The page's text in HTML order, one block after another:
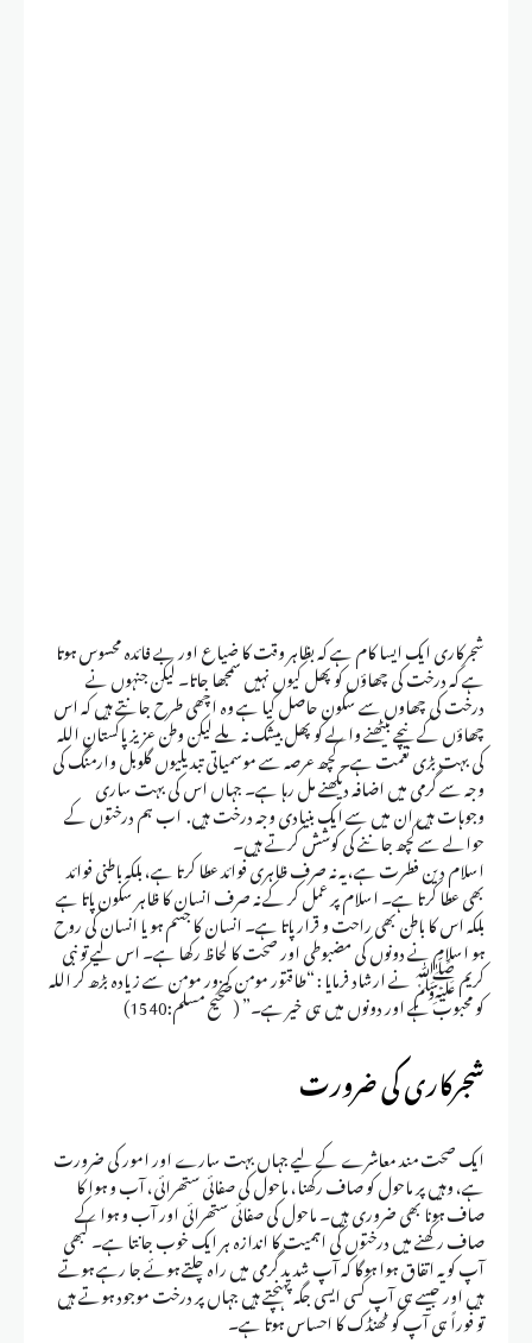
شجرکاری ایک ایسا کام ہے کہ بظاہر وقت کا ضیاع اور بے فائدہ محسوس ہوتا
ہے کہ درخت کی چھاؤں کو پھل کیوں نہیں سمجھا جاتا۔ لیکن جنہوں نے
درخت کی چھاوں سے سکون حاصل کیا ہے وہ اچھی طرح جانتے ہیں کہ اس
چھاؤں کے نیچے بیٹھنے والے کو پھل بیشک نہ ملے لیکن وطن عزیز پاکستان اللہ
کی بہت بڑی نعمت ہے۔ کچھ عرصہ سے موسمیاتی تبدیلیوں گلوبل وارمنگ کی
وجہ سے گرمی میں اضافہ دیکھنے مل رہا ہے۔ جہاں اس کی بہت ساری
وجوہات ہیں ان میں سے ایک بنیادی وجہ درخت ہیں. اب ہم درختوں کے
حوالے سے کچھ جاننے کی کوشش کرتے ہیں۔
اسلام دین فطرت ہے، یہ نہ صرف ظاہری فوائد عطا کرتا ہے، بلکہ باطنی فوائد
بھی عطا کرتا ہے۔ اسلام پر عمل کر کے نہ صرف انسان کا ظاہر سکون پاتا ہے
بلکہ اس کا باطن بھی راحت و قرار پاتا ہے۔ انسان کا جسم ہو یا انسان کی روح
ہو اسلام نے دونوں کی مضبوطی اور صحت کا لحاظ رکھا ہے۔ اس لیے تو نبی
کریم ﷺ نے ارشاد فرمایا : “طاقتور مومن کمزور مومن سے زیادہ بڑھ کر اللہ
کو محبوب ہے اور دونوں میں ہی خیر ہے۔” (صحیح مسلم:1540)
شجرکاری کی ضرورت
ایک صحت مند معاشرے کے لیے جہاں بہت سارے اور امور کی ضرورت
ہے، وہیں پر ماحول کو صاف رکھنا، ماحول کی صفائی ستھرائی، آب و ہوا کا
صاف ہونا بھی ضروری ہیں۔ ماحول کی صفائی ستھرائی اور آب و ہوا کے
صاف رکھنے میں درختوں کی اہمیت کا اندازہ ہر ایک خوب جانتا ہے۔ کبھی
آپ کو یہ اتفاق ہوا ہوگا کہ آپ شدید گرمی میں راہ چلتے ہوئے جا رہے ہوتے
ہیں اور جیسے ہی آپ کسی ایسی جگہ پہنچتے ہیں جہاں پر درخت موجود ہوتے ہیں
تو فوراً ہی آپ کو ٹھنڈک کا احساس ہوتا ہے۔